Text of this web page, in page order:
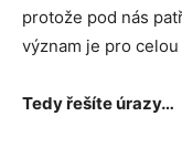
protože pod nás
význam je pro
Tedy řešíte úrazy…